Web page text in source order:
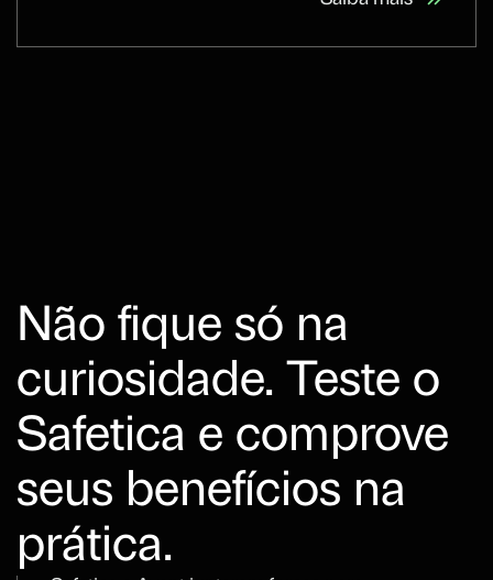
Não fique só na
curiosidade. Teste o
Safetica e comprove
seus benefícios na
prática.